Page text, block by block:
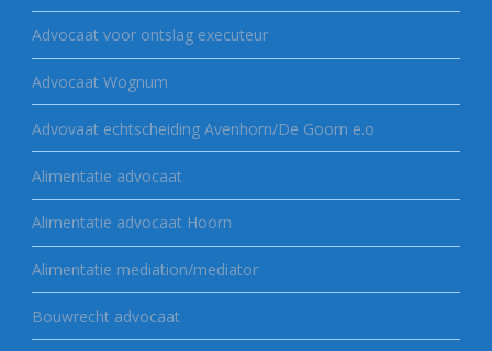
Advocaat voor ontslag executeur
Advocaat Wognum
Advovaat echtscheiding Avenhorn/De Goorn e.o
Alimentatie advocaat
Alimentatie advocaat Hoorn
Alimentatie mediation/mediator
Bouwrecht advocaat